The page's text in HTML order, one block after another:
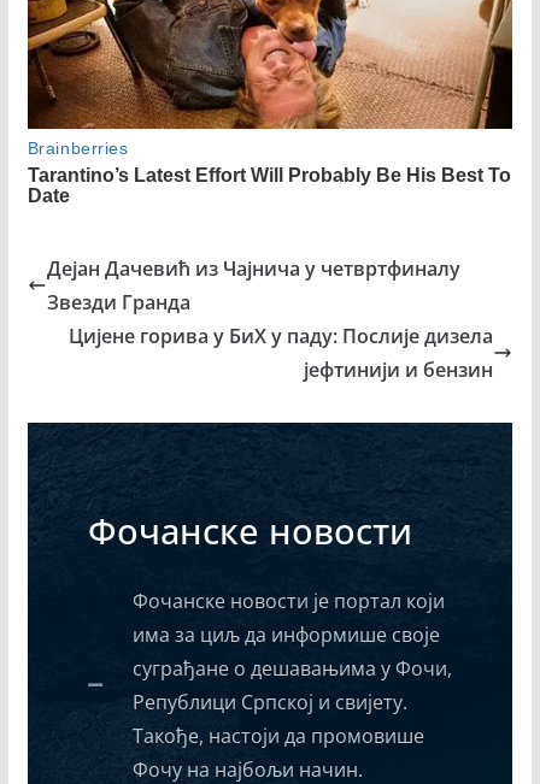
Дејан Дачевић из Чајнича у четвртфиналу
Звезди Гранда
Цијене горива у БиХ у паду: Послије дизела
јефтинији и бензин
Фочанске новости
Фочанске новости је портал који
има за циљ да информише своје
суграђане о дешавањима у Фочи,
Републици Српској и свијету.
Такође, настоји да промовише
Фочу на најбољи начин.